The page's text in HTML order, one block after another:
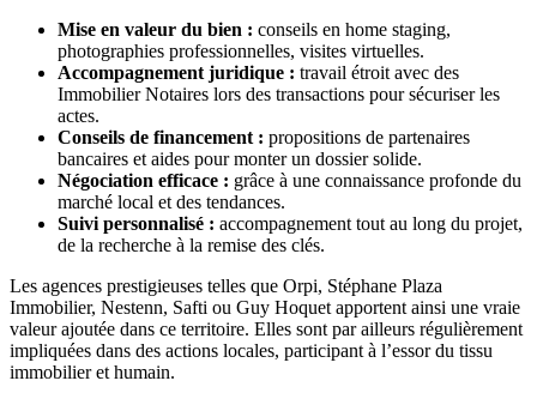
Mise en valeur du bien : conseils en home staging,
photographies professionnelles, visites virtuelles.
Accompagnement juridique : travail étroit avec des
Immobilier Notaires lors des transactions pour sécuriser les
actes.
Conseils de financement : propositions de partenaires
bancaires et aides pour monter un dossier solide.
Négociation efficace : grâce à une connaissance profonde du
marché local et des tendances.
Suivi personnalisé : accompagnement tout au long du projet,
de la recherche à la remise des clés.
Les agences prestigieuses telles que Orpi, Stéphane Plaza
Immobilier, Nestenn, Safti ou Guy Hoquet apportent ainsi une vraie
valeur ajoutée dans ce territoire. Elles sont par ailleurs régulièrement
impliquées dans des actions locales, participant à l’essor du tissu
immobilier et humain.